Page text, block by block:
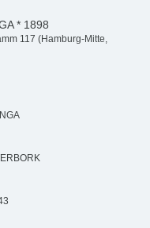
* 1898
117 (Hamburg-Mitte,